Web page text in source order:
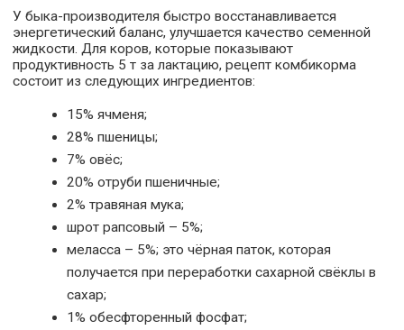
У быка-производителя быстро восстанавливается
энергетический баланс, улучшается качество семенной
жидкости. Для коров, которые показывают
продуктивность 5 т за лактацию, рецепт комбикорма
состоит из следующих ингредиентов:
15% ячменя;
28% пшеницы;
7% овёс;
20% отруби пшеничные;
2% травяная мука;
шрот рапсовый – 5%;
меласса – 5%; это чёрная паток, которая
получается при переработки сахарной свёклы в
сахар;
1% обесфторенный фосфат;